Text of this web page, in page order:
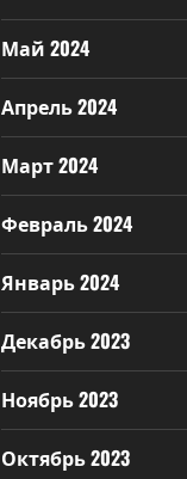
Май 2024
Апрель 2024
Март 2024
Февраль 2024
Январь 2024
Декабрь 2023
Ноябрь 2023
Октябрь 2023